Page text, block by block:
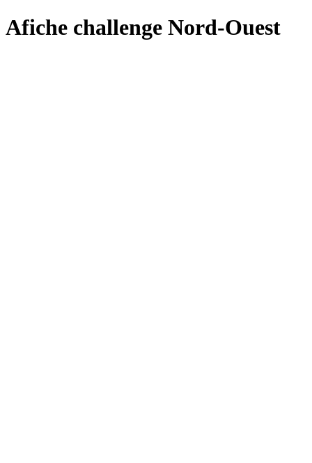
Afiche challenge Nord-Ouest